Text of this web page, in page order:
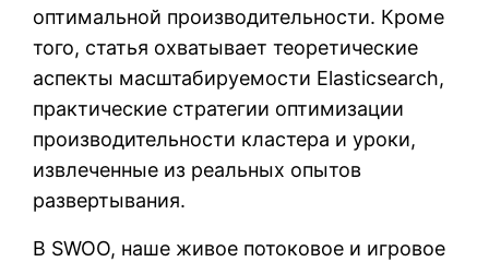
оптимальной производительности. Кроме
того, статья охватывает теоретические
аспекты масштабируемости Elasticsearch,
практические стратегии оптимизации
производительности кластера и уроки,
извлеченные из реальных опытов
развертывания.
В SWOO, наше живое потоковое и игровое